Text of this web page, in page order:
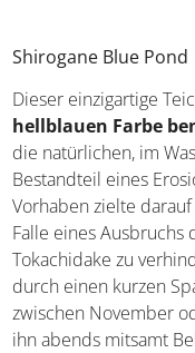
Shirogane Blue Pond
Dieser einzigartige
hellblauen Farbe
die natürlichen, im
Bestandteil eines
Vorhaben zielte
Falle eines Ausbruchs
Tokachidake zu
durch einen kurzen
zwischen November
ihn abends mitsamt